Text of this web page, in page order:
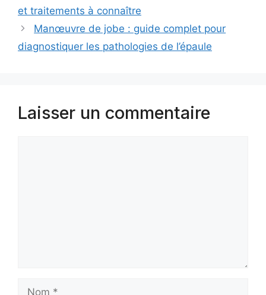
et traitements à connaître
Manœuvre de jobe : guide complet pour
diagnostiquer les pathologies de l’épaule
Laisser un commentaire